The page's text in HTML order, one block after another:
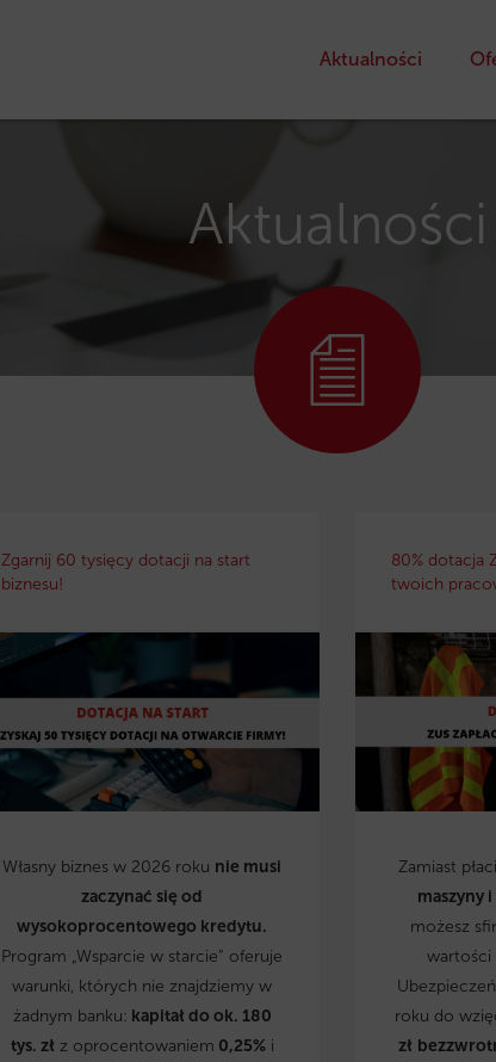
Aktualności
Aktualności
Zgarnij 60 tysięcy dotacji na start
biznesu!
Własny biznes w 2026 roku nie musi
zaczynać się od
wysokoprocentowego kredytu.
Program „Wsparcie w starcie” oferuje
warunki, których nie znajdziemy w
żadnym banku: kapitał do ok. 180
tys. zł z oprocentowaniem 0,25%i
80% dotacja
twoich
Zamiast
maszyny
możesz
wartości
roku do
zł